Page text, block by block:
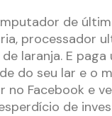
de
processador
laranja. E paga
do seu lar e o
Facebook e
de